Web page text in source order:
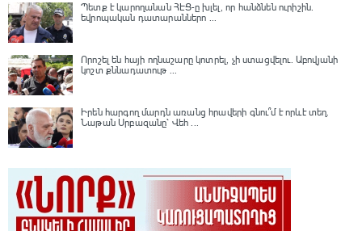
Պետք է կարողանան ՀԷՑ-ը խլել, որ հանձնեն ուրիշին.
եվրոպական դատարաններո ...
Որոշել են հայի ողնաշարը կոտրել, չի ստացվելու․ Աբովյանի
կոշտ քննադատութ ...
Իրեն հարգող մարդն առանց հրավերի գնու՞մ է որևէ տեղ.
Նաթան Սրբազանը՝ Վեհ ...